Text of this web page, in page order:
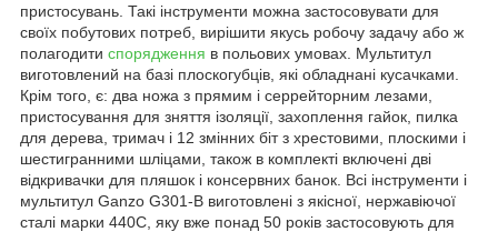
пристосувань. Такі інструменти можна застосовувати для
своїх побутових потреб, вирішити якусь робочу задачу або ж
полагодити спорядження в польових умовах. Мультитул
виготовлений на базі плоскогубців, які обладнані кусачками.
Крім того, є: два ножа з прямим і серрейторним лезами,
пристосування для зняття ізоляції, захоплення гайок, пилка
для дерева, тримач і 12 змінних біт з хрестовими, плоскими і
шестигранними шліцами, також в комплекті включені дві
відкривачки для пляшок і консервних банок. Всі інструменти і
мультитул Ganzo G301-B виготовлені з якісної, нержавіючої
сталі марки 440С, яку вже понад 50 років застосовують для